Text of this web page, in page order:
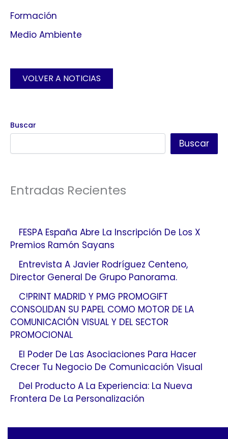
Formación
Medio Ambiente
VOLVER A NOTICIAS
Buscar
Buscar
Entradas Recientes
FESPA España Abre La Inscripción De Los X
Premios Ramón Sayans
Entrevista A Javier Rodríguez Centeno,
Director General De Grupo Panorama.
C!PRINT MADRID Y PMG PROMOGIFT
CONSOLIDAN SU PAPEL COMO MOTOR DE LA
COMUNICACIÓN VISUAL Y DEL SECTOR
PROMOCIONAL
El Poder De Las Asociaciones Para Hacer
Crecer Tu Negocio De Comunicación Visual
Del Producto A La Experiencia: La Nueva
Frontera De La Personalización